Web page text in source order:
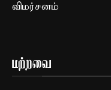
விமர்சனம்
மற்றவை